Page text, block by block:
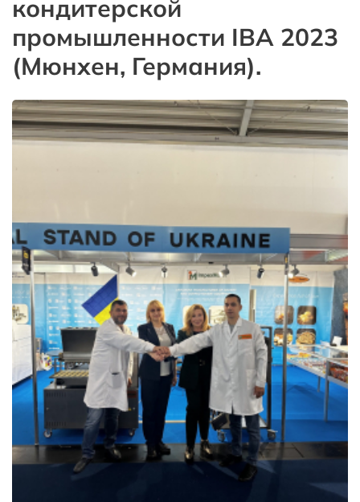
кондитерской
промышленности IBA 2023
(Мюнхен, Германия).